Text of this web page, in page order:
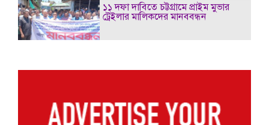
১১ দফা দাবিতে চট্টগ্রামে প্রাইম মুভার
ট্রেইলার মালিকদের মানববন্ধন